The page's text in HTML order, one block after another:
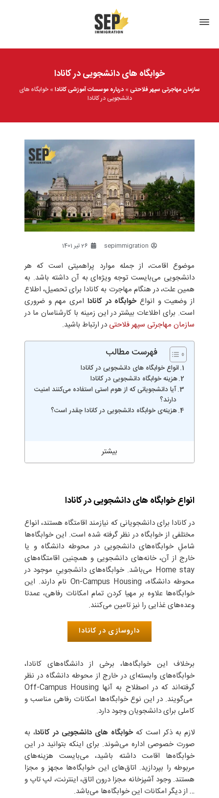
خوابگاه های دانشجویی در کانادا
سازمان مهاجرتی سپهر فلاحتی» درباره موسسات آموزشی کانادا» خوابگاه های
دانشجویی در کانادا
sepimmigration 26 تیر 1401
موضوع اقامت، از جمله موارد پراهمیتی است که هر
دانشجویی می‌بایست توجه ویژه‌ای به آن داشته باشد. به
همین علت، در هنگام مهاجرت به کانادا برای تحصیل، اطلاع
از وضعیت و انواع خوابگاه در کانادا امری مهم و ضروری
است. برای اطلاعات بیشتر در این زمینه با کارشناسان ما در
سازمان مهاجرتی سپهر فلاحتی در ارتباط باشید.
فهرست مطالب
انواع خوابگاه‌ های دانشجویی در کانادا
هزینه‌ خوابگاه دانشجویی در کانادا
آیا دانشجویانی که از هوم استی استفاده می‌کنند امنیت
دارند؟
هزینه‌ی خوابگاه دانشجویی در کانادا چقدر است؟
انواع خوابگاه‌ های دانشجویی در کانادا
در کانادا برای دانشجویانی که نیازمند اقامتگاه هستند، انواع
مختلفی از خوابگاه در نظر گرفته‌ شده است. این خوابگاه‌ها
شاملِ خوابگاه‌های دانشجویی در محوطه‌ دانشگاه و یا
خارج از آن، خانه‌های دانشجویی و همچنین اقامتگاه‌های
Home stay می‌باشد. خوابگاه‌های دانشجوییِ موجود در
محوطه‌ دانشگاه، On-Campus Housing نام دارند. این
خوابگاه‌ها علاوه بر مهیا کردن تمام امکانات رفاهی، عمدتا
وعده‌های غذایی را نیز تامین می‌کنند.
داروسازی در کانادا
برخلاف این خوابگاه‌ها، برخی از دانشگاه‌های کانادا،
خوابگاه‌های وابسته‌ای در خارج از محوطه‌ دانشگاه در نظر
گرفته‌اند که در اصطلاح به آنها Off-Campus Housing
می‌گویند. در این نوع خوابگاه‌ها امکانات رفاهی مناسب و
کاملی برای دانشجویان وجود دارد.
لازم به ذکر است که خوابگاه های دانشجویی در کانادا، به
صورت خصوصی اداره می‌شوند. برای اینکه بتوانید در این
خوابگاه‌ها اقامت داشته باشید، می‌بایست هزینه‌های
مربوطه را بپردازید. اتاق‌های این خوابگاه‌ها مجهز و مجزا
هستند. وجود آشپزخانه مجزا درون اتاق، اینترنت، لپ تاپ و
… از دیگر امکانات این خوابگاه‌ها می‌باشد.